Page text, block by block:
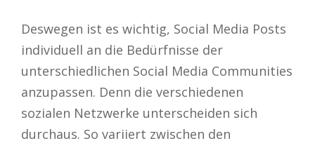
Deswegen ist es wichtig, Social Media Posts
individuell an die Bedürfnisse der
unterschiedlichen Social Media Communities
anzupassen. Denn die verschiedenen
sozialen Netzwerke unterscheiden sich
durchaus. So variiert zwischen den